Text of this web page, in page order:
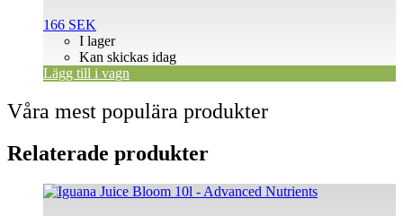
166 SEK
I lager
Kan skickas idag
Lägg till i vagn
Våra mest populära produkter
Relaterade produkter